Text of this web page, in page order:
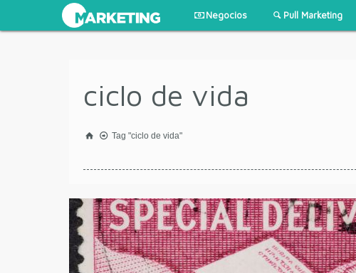
Negocios Pull Marketing
ciclo de vida
Tag "ciclo de vida"